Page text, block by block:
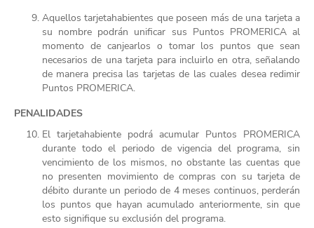
Aquellos tarjetahabientes que poseen más de una tarjeta a
su nombre podrán unificar sus Puntos PROMERICA al
momento de canjearlos o tomar los puntos que sean
necesarios de una tarjeta para incluirlo en otra, señalando
de manera precisa las tarjetas de las cuales desea redimir
Puntos PROMERICA.
PENALIDADES
El tarjetahabiente podrá acumular Puntos PROMERICA
durante todo el periodo de vigencia del programa, sin
vencimiento de los mismos, no obstante las cuentas que
no presenten movimiento de compras con su tarjeta de
débito durante un periodo de 4 meses continuos, perderán
los puntos que hayan acumulado anteriormente, sin que
esto signifique su exclusión del programa.